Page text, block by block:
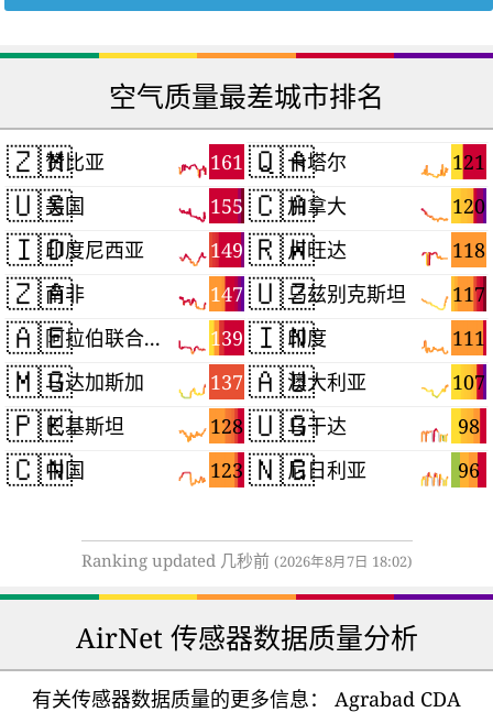
空气质量最差城市排名
🇿🇲 161
赞比亚
🇺🇸 155
美国
🇮🇩 149
印度尼西亚
🇿🇦 147
南非
🇦🇪 139
阿拉伯联合酋长国
🇲🇬 137
马达加斯加
🇵🇰 128
巴基斯坦
🇨🇳 123
中国
🇶🇦 121
卡塔尔
🇨🇦 120
加拿大
🇷🇼 118
卢旺达
🇺🇿 117
乌兹别克斯坦
🇮🇳 111
印度
🇦🇺 107
澳大利亚
🇺🇬 98
乌干达
🇳🇬 96
尼日利亚
Ranking updated 几秒前 (2026年8月7日 18:02)
AirNet 传感器数据质量分析
有关传感器数据质量的更多信息：
Agrabad CDA